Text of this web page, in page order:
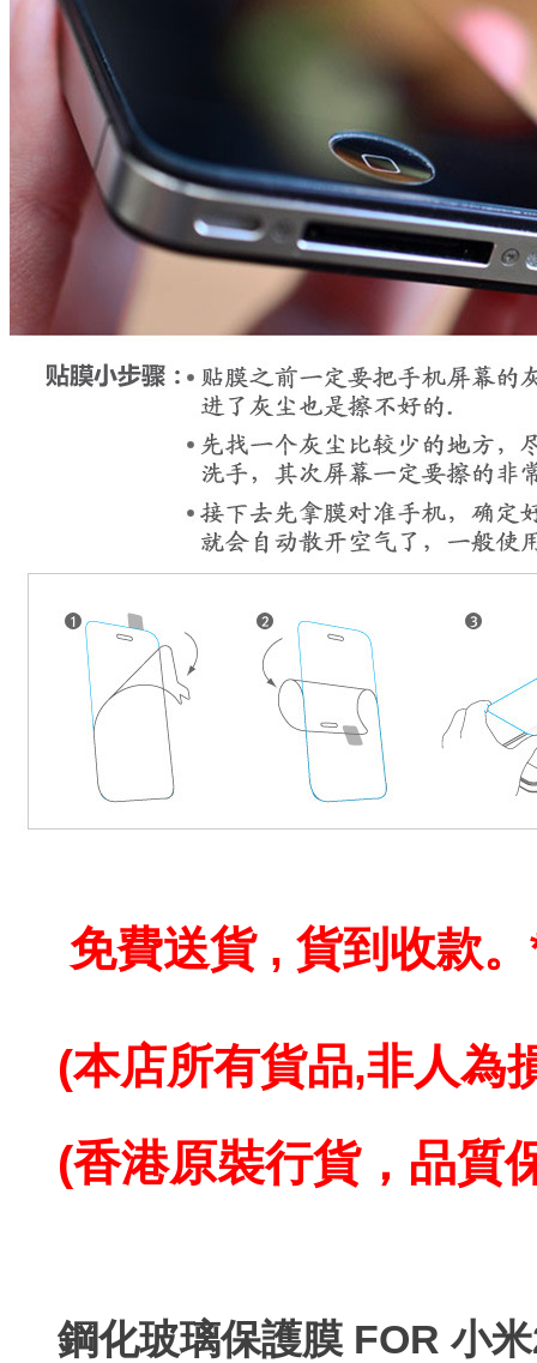
免費送貨 , 貨到收款。
(本店所有貨品,非人為
(香港原裝行貨，品質
鋼化玻璃保護膜 FOR 小